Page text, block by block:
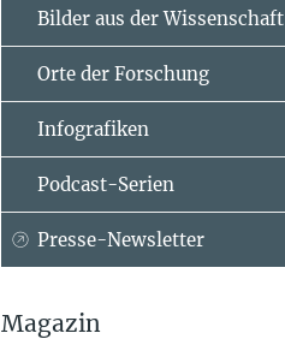
Bilder aus der Wissenschaft
Orte der Forschung
Infografiken
Podcast-Serien
Presse-Newsletter
Magazin